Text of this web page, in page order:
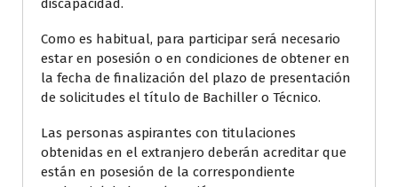
discapacidad.
Como es habitual, para participar será necesario
estar en posesión o en condiciones de obtener en
la fecha de finalización del plazo de presentación
de solicitudes el título de Bachiller o Técnico.
Las personas aspirantes con titulaciones
obtenidas en el extranjero deberán acreditar que
están en posesión de la correspondiente